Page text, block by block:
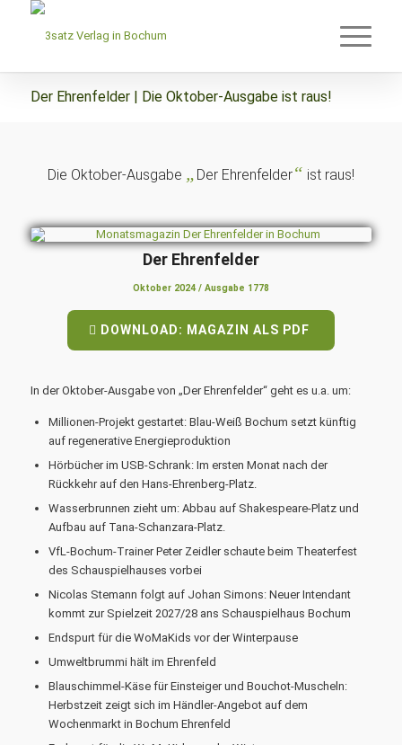
Der Ehrenfelder | Die Oktober-Ausgabe ist raus!
Die Oktober-Ausgabe „ Der Ehrenfelder“ ist raus!
Der Ehrenfelder
Oktober 2024 / Ausgabe 1778
DOWNLOAD: MAGAZIN ALS PDF
In der Oktober-Ausgabe von „Der Ehrenfelder“ geht es u.a. um:
Millionen-Projekt gestartet: Blau-Weiß Bochum setzt künftig
auf regenerative Energieproduktion
Hörbücher im USB-Schrank: Im ersten Monat nach der
Rückkehr auf den Hans-Ehrenberg-Platz.
Wasserbrunnen zieht um: Abbau auf Shakespeare-Platz und
Aufbau auf Tana-Schanzara-Platz.
VfL-Bochum-Trainer Peter Zeidler schaute beim Theaterfest
des Schauspielhauses vorbei
Nicolas Stemann folgt auf Johan Simons: Neuer Intendant
kommt zur Spielzeit 2027/28 ans Schauspielhaus Bochum
Endspurt für die WoMaKids vor der Winterpause
Umweltbrummi hält im Ehrenfeld
Blauschimmel-Käse für Einsteiger und Bouchot-Muscheln:
Herbstzeit zeigt sich im Händler-Angebot auf dem
Wochenmarkt in Bochum Ehrenfeld